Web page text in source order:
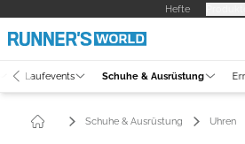
Hefte
Laufevents Schuhe & Ausrüstung
Schuhe & Ausrüstung Uhren